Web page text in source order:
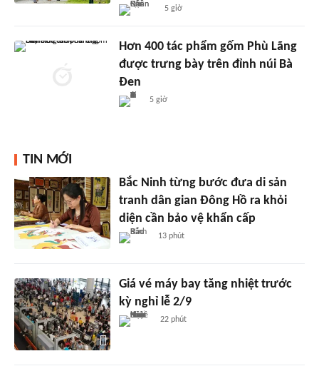
5 giờ
Hơn 400 tác phẩm gốm Phù Lãng
được trưng bày trên đỉnh núi Bà
Đen
5 giờ
TIN MỚI
Bắc Ninh từng bước đưa di sản
tranh dân gian Đông Hồ ra khỏi
diện cần bảo vệ khẩn cấp
13 phút
Giá vé máy bay tăng nhiệt trước
kỳ nghỉ lễ 2/9
22 phút